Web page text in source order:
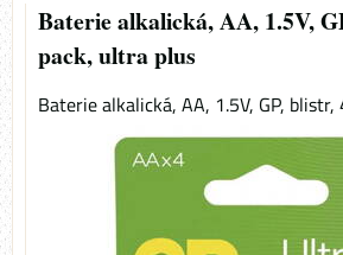
Baterie alkalická, AA, 1.5V,
pack, ultra plus
Baterie alkalická, AA, 1.5V, GP,